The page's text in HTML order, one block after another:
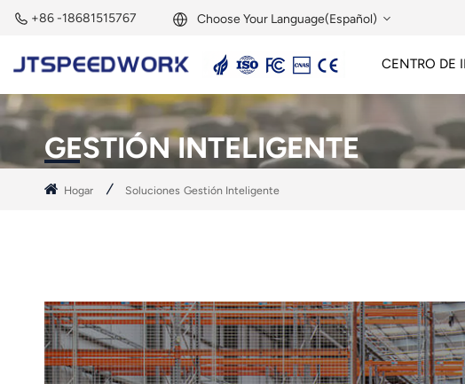
+86 -18681515767 Choose Your Language(Español)
English
Français
Deutsch
Português
Nederland
CENTRO DE
GESTIÓN INTELIGENTE
Hogar Soluciones Gestión Inteligente